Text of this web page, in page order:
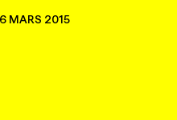
MARS 2015